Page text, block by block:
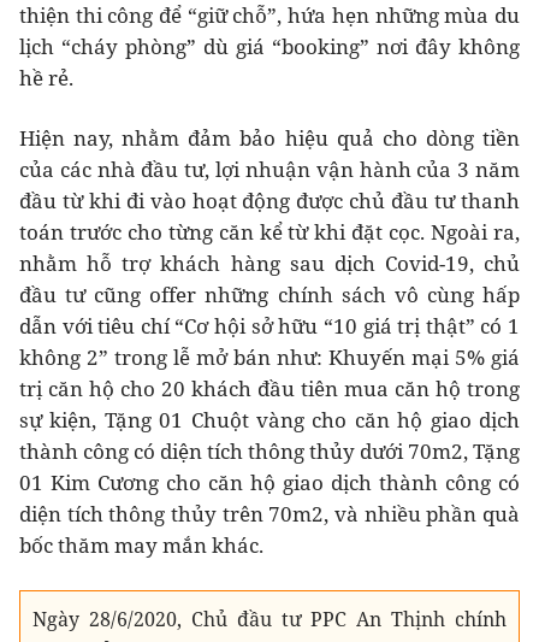
thiện thi công để “giữ chỗ”, hứa hẹn những mùa du
lịch “cháy phòng” dù giá “booking” nơi đây không
hề rẻ.
Hiện nay, nhằm đảm bảo hiệu quả cho dòng tiền
của các nhà đầu tư, lợi nhuận vận hành của 3 năm
đầu từ khi đi vào hoạt động được chủ đầu tư thanh
toán trước cho từng căn kể từ khi đặt cọc. Ngoài ra,
nhằm hỗ trợ khách hàng sau dịch Covid-19, chủ
đầu tư cũng offer những chính sách vô cùng hấp
dẫn với tiêu chí “Cơ hội sở hữu “10 giá trị thật” có 1
không 2” trong lễ mở bán như: Khuyến mại 5% giá
trị căn hộ cho 20 khách đầu tiên mua căn hộ trong
sự kiện, Tặng 01 Chuột vàng cho căn hộ giao dịch
thành công có diện tích thông thủy dưới 70m2, Tặng
01 Kim Cương cho căn hộ giao dịch thành công có
diện tích thông thủy trên 70m2, và nhiều phần quà
bốc thăm may mắn khác.
Ngày 28/6/2020, Chủ đầu tư PPC An Thịnh chính